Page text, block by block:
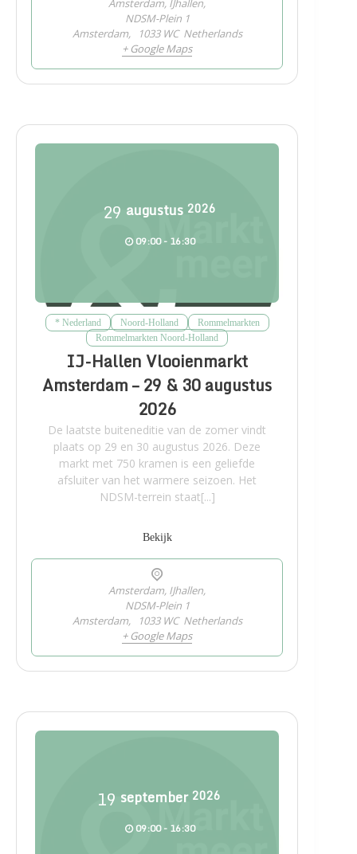
Amsterdam, IJhallen,
NDSM-Plein 1
Amsterdam, 1033 WC Netherlands
+ Google Maps
29 augustus 2026
09:00 - 16:30
* Nederland Noord-Holland
Rommelmarkten
Rommelmarkten Noord-Holland
IJ-Hallen Vlooienmarkt
Amsterdam – 29 & 30 augustus
2026
De laatste buiteneditie van de zomer vindt
plaats op 29 en 30 augustus 2026. Deze
markt met 750 kramen is een geliefde
afsluiter van het warmere seizoen. Het
NDSM-terrein staat[...]
Bekijk
Amsterdam, IJhallen,
NDSM-Plein 1
Amsterdam, 1033 WC Netherlands
+ Google Maps
19 september 2026
09:00 - 16:30